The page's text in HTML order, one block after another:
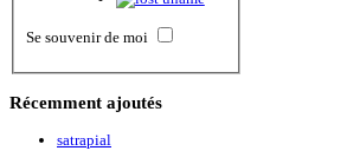
Se souvenir de moi
Récemment ajoutés
satrapial